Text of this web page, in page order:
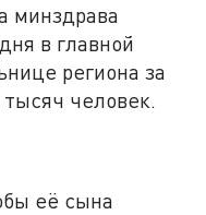
минздрава
в главной
региона за
человек.
её сына